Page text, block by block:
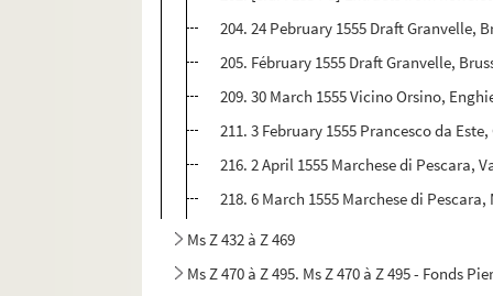
204. 24 Pebruary 1555 Draft Granvelle,
205. Fébruary 1555 Draft Granvelle,
209. 30 March 1555 Vicino Orsino,
211. 3 February 1555 Prancesco da
216. 2 April 1555 Marchese di Pescara,
218. 6 March 1555 Marchese di
Ms Z 432 à Z 469
Ms Z 470 à Z 495. Ms Z 470 à Z 495 - Fonds